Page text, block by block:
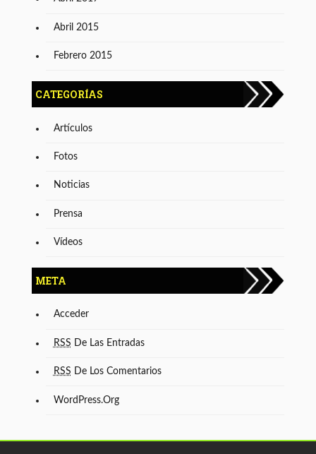
Abril 2015
Febrero 2015
CATEGORÍAS
Artículos
Fotos
Noticias
Prensa
Vídeos
META
Acceder
RSS De Las Entradas
RSS De Los Comentarios
WordPress.org